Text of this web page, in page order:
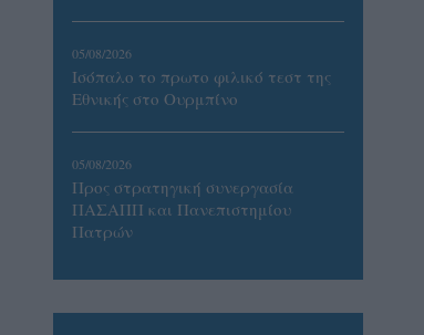
05/08/2026
Ισόπαλο το πρωτο φιλικό τεστ της
Εθνικής στο Ουρμπίνο
05/08/2026
Προς στρατηγική συνεργασία
ΠΑΣΑΠΠ και Πανεπιστημίου
Πατρών